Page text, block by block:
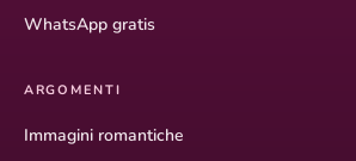
WhatsApp gratis
ARGOMENTI
Immagini romantiche